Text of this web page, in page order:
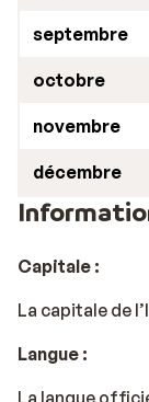
septembre
octobre
novembre
décembre
Capitale :
La capitale de
Langue :
La langue